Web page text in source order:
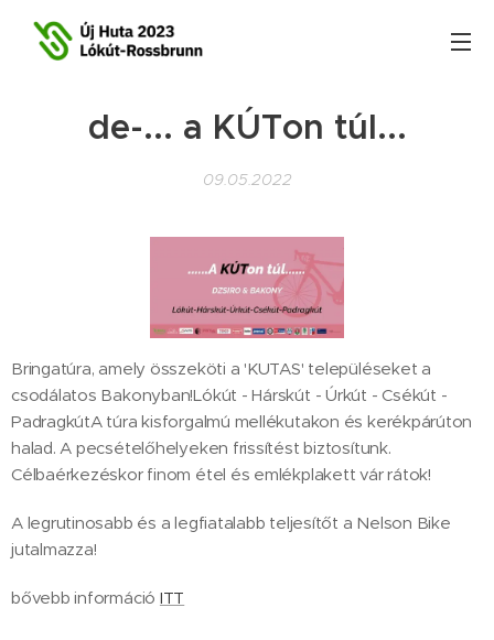
de-... a KÚTon túl...
09.05.2022
Bringatúra, amely összeköti a 'KUTAS' településeket a
csodálatos Bakonyban!Lókút - Hárskút - Úrkút - Csékút -
PadragkútA túra kisforgalmú mellékutakon és kerékpárúton
halad. A pecsételőhelyeken frissítést biztosítunk.
Célbaérkezéskor finom étel és emlékplakett vár rátok!
A legrutinosabb és a legfiatalabb teljesítőt a Nelson Bike
jutalmazza!
bővebb információ ITT